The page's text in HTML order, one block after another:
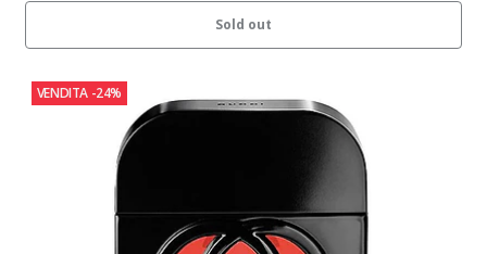
Sold out
VENDITA -24%